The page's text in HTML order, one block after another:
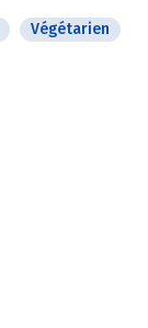
Végétarien